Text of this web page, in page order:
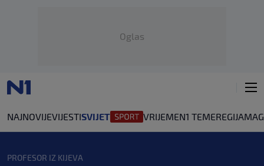
Oglas
NAJNOVIJEVIJESTISVIJET VRIJEMEN1 TEMEREGIJA
PROFESOR IZ KIJEVA